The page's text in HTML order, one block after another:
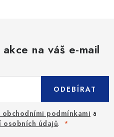
na váš e-mail
obchodními podmínkami a
osobních údajů.
ODEBÍRAT